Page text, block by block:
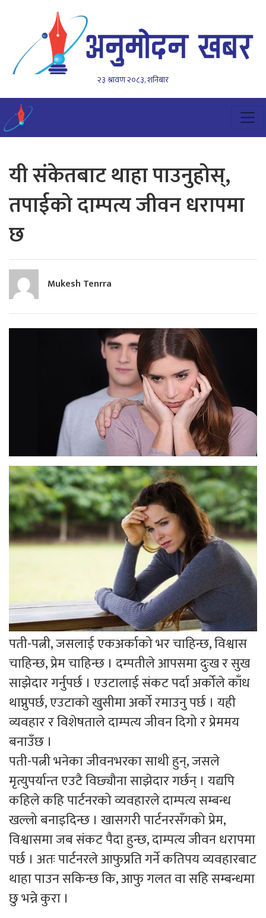
२३ श्रावण २०८३, शनिबार
यी संकेतबाट थाहा पाउनुहोस्,
तपाईको दाम्पत्य जीवन धरापमा
छ
Mukesh Tenrra
पती-पत्नी, जसलाई एकअर्काको भर चाहिन्छ, विश्वास
चाहिन्छ, प्रेम चाहिन्छ । दम्पतीले आपसमा दुःख र सुख
साझेदार गर्नुपर्छ । एउटालाई संकट पर्दा अर्कोले काँध
थाप्नुपर्छ, एउटाको खुसीमा अर्को रमाउनु पर्छ । यही
व्यवहार र विशेषताले दाम्पत्य जीवन दिगो र प्रेममय
बनाउँछ ।
पती-पत्नी भनेका जीवनभरका साथी हुन्, जसले
मृत्युपर्यान्त एउटै विछ्यौना साझेदार गर्छन् । यद्यपि
कहिले कहि पार्टनरको व्यवहारले दाम्पत्य सम्बन्ध
खल्लो बनाइदिन्छ । खासगरी पार्टनरसँगको प्रेम,
विश्वासमा जब संकट पैदा हुन्छ, दाम्पत्य जीवन धरापमा
पर्छ । अतः पार्टनरले आफुप्रति गर्ने कतिपय व्यवहारबाट
थाहा पाउन सकिन्छ कि, आफु गलत वा सहि सम्बन्धमा
छु भन्ने कुरा ।